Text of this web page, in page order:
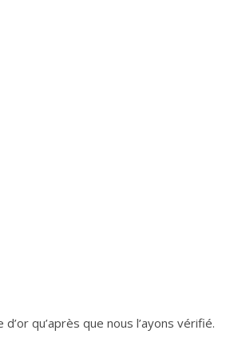
qu’après que nous l’ayons vérifié.